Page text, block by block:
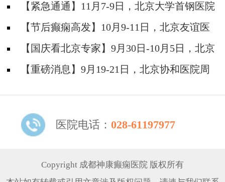
防安全培训纪实
【紧急通通】11月7-9日，北京大学首钢医院
神经内科胡颖教授亲临成都会诊，破解癫痫疑难
【节后癫痫高发】10月9-11日，北京友谊医
院陈葵博士免费会诊+治疗援助，破解癫痫难
题！
【国庆看北京专家】9月30日-10月5日，北京
天坛&首钢医院两大专家蓉城亲诊+癫痫大额救
【重磅消息】9月19-21日，北京协和医院周
线！
医院电话： 028-61197977
Copyright 成都神康癫痫医院 版权所有